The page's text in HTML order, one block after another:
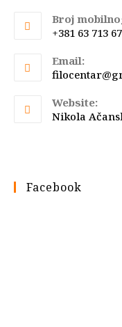
Broj
+381 63 713
Email:
Website:
Nikola
Facebook